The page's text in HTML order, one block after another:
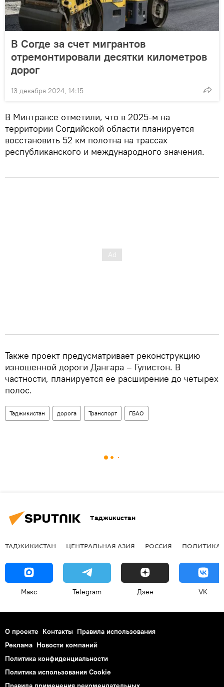
В Согде за счет мигрантов
отремонтировали десятки километров
дорог
13 декабря 2024, 14:15
В Минтрансе отметили, что в 2025-м на
территории Согдийской области планируется
восстановить 52 км полотна на трассах
республиканского и международного значения.
Также проект предусматривает реконструкцию
изношенной дороги Дангара – Гулистон. В
частности, планируется ее расширение до четырех
полос.
Таджикистан дорога Транспорт ГБАО
Таджикистан
ТАДЖИКИСТАН ЦЕНТРАЛЬНАЯ АЗИЯ РОССИЯ ПОЛИТИКА
Макс Telegram Дзен VK
О проекте Контакты Правила использования
Реклама Новости компаний
Политика конфиденциальности
Политика использования Cookie